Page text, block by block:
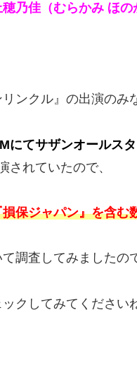
乃佳（むらかみ ほの
ンクル』の出演のみ
にてサザンオールス
されていたので、
損保ジャパン』を含む
調査してみましたの
クしてみてください